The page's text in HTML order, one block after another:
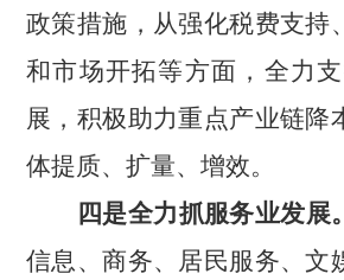
政策措施， 从强化税费支持
和市场开拓等方面，全力
展，积极助力重点产业链降
体提质、扩量、增效。
四是全力抓服务业发展
信息、商务、居民服务、文